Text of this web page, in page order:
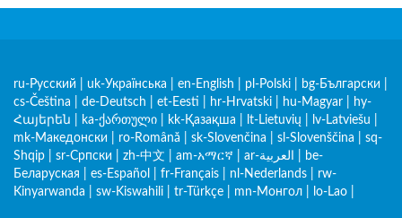
ru-Русский uk-Українська en-English pl-Polski bg-Български
cs-Čeština
de-Deutsch et-Eesti hr-Hrvatski hu-Magyar
hy-
Հայերեն
ka-ქართული kk-Қазақша lt-Lietuvių lv-Latviešu
mk-Македонски
ro-Română sk-Slovenčina sl-Slovenščina
sq-
Shqip
sr-Српски zh-中文 am-አማርኛ ar-العربية
be-
Беларуская
es-Español fr-Français nl-Nederlands
rw-
Kinyarwanda
sw-Kiswahili tr-Türkçe mn-Монгол lo-Lao